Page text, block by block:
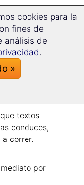
qué textos
la tableta o el
textos
conduces,
a correr.
por
cookies para la
fines de
análisis de
.
»